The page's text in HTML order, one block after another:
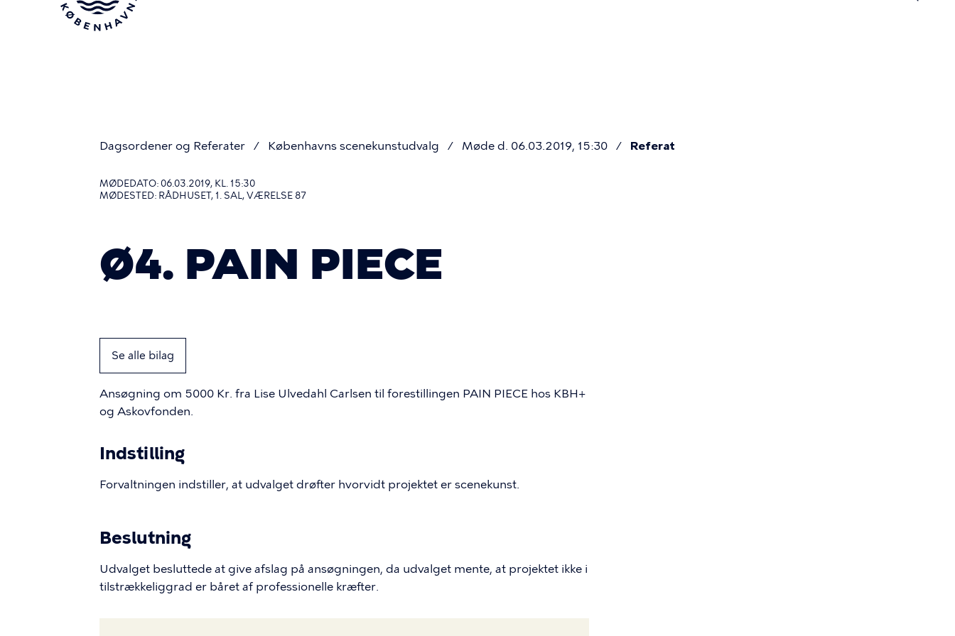
Dagsordener og Referater Københavns scenekunstudvalg Møde d. 06.03.2019, 15:30 Referat
MØDEDATO: 06.03.2019, KL. 15:30
MØDESTED: RÅDHUSET, 1. SAL, VÆRELSE 87
Ø4. PAIN PIECE
Se alle bilag
Ansøgning om 5000 Kr. fra Lise Ulvedahl Carlsen til forestillingen PAIN PIECE hos KBH+
og Askovfonden.
Indstilling
Forvaltningen indstiller, at udvalget drøfter hvorvidt projektet er scenekunst.
Beslutning
Udvalget besluttede at give afslag på ansøgningen, da udvalget mente, at projektet ikke i
tilstrækkeliggrad er båret af professionelle kræfter.